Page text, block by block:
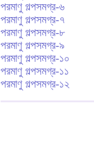
পরমাণু গল্পসমগ্র-৬
পরমাণু গল্পসমগ্র-৭
পরমাণু গল্পসমগ্র-৮
পরমাণু গল্পসমগ্র-৯
পরমাণু গল্পসমগ্র-১০
পরমাণু গল্পসমগ্র-১১
পরমাণু গল্পসমগ্র-১২